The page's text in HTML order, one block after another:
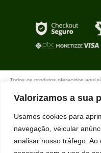
Valorizamos a sua
Usamos cookies para
navegação, veicular
analisar nosso tráfego.
Todos os produtos oferecidos aqui
extraordinários para você que está